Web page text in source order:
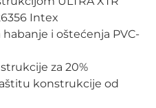
Intex
i oštećenja PVC-
za 20%
konstrukcije od